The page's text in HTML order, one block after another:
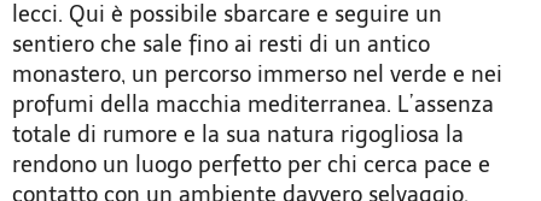
lecci. Qui è possibile sbarcare e seguire un
sentiero che sale fino ai resti di un antico
monastero, un percorso immerso nel verde e nei
profumi della macchia mediterranea. L’assenza
totale di rumore e la sua natura rigogliosa la
rendono un luogo perfetto per chi cerca pace e
contatto con un ambiente davvero selvaggio.